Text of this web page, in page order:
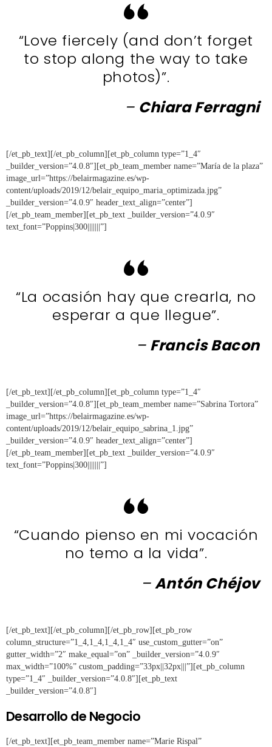
“Love fiercely (and don’t forget
to stop along the way to take
photos)”.
– Chiara Ferragni
[/et_pb_text][/et_pb_column][et_pb_column type=”1_4″
_builder_version=”4.0.8″][et_pb_team_member name=”María de la plaza”
image_url=”https://belairmagazine.es/wp-
content/uploads/2019/12/belair_equipo_maria_optimizada.jpg”
_builder_version=”4.0.9″ header_text_align=”center”]
[/et_pb_team_member][et_pb_text _builder_version=”4.0.9″
text_font=”Poppins|300|||||||”]
“La ocasión hay que crearla, no
esperar a que llegue”.
– Francis Bacon
[/et_pb_text][/et_pb_column][et_pb_column type=”1_4″
_builder_version=”4.0.8″][et_pb_team_member name=”Sabrina Tortora”
image_url=”https://belairmagazine.es/wp-
content/uploads/2019/12/belair_equipo_sabrina_1.jpg”
_builder_version=”4.0.9″ header_text_align=”center”]
[/et_pb_team_member][et_pb_text _builder_version=”4.0.9″
text_font=”Poppins|300|||||||”]
“Cuando pienso en mi vocación
no temo a la vida”.
–Antón Chéjov
[/et_pb_text][/et_pb_column][/et_pb_row][et_pb_row
column_structure=”1_4,1_4,1_4,1_4″ use_custom_gutter=”on”
gutter_width=”2″ make_equal=”on” _builder_version=”4.0.9″
max_width=”100%” custom_padding=”33px||32px|||”][et_pb_column
type=”1_4″ _builder_version=”4.0.8″][et_pb_text
_builder_version=”4.0.8″]
Desarrollo de Negocio
[/et_pb_text][et_pb_team_member name=”Marie Rispal”